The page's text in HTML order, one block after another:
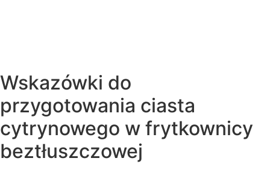
Wskazówki do
przygotowania ciasta
cytrynowego w frytkownicy
beztłuszczowej